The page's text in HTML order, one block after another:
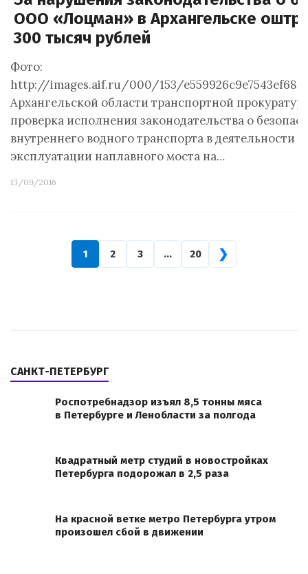
ООО «Лоцман» в Архангельске
300 тысяч рублей
Фото:
http://images.aif.ru/000/153/
Архангельской области транспортной
проверка исполнения законодательства о
внутреннего водного транспорта в
эксплуатации наплавного моста на…
13/09/2016
1 2 3 … 20 ❯
САНКТ-ПЕТЕРБУРГ
Роспотребнадзор изъял 8,5 тонны мяса
в Петербурге и Ленобласти за полгода
Квадратный метр студий в новостройках
Петербурга подорожал в 2,5 раза
На красной ветке метро Петербурга утром
произошел сбой в движении